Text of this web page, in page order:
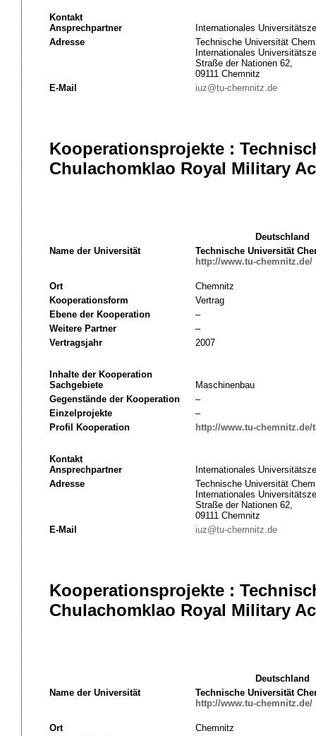
Kontakt
Ansprechpartner
Internationales
Adresse
Technische Universität
Internationales
Straße der Nationen 62,
09111 Chemnitz
E-Mail
iuz@tu-chemnitz.de
Kooperationsprojekte :
Chulachomklao Royal Military
Deutschland
Name der Universität
Technische Universität
http://www.tu-chemnitz.de/
Ort
Chemnitz
Kooperationsform
Vertrag
Ebene der Kooperation
–
Weitere Partner
–
Vertragsjahr
2007
Inhalte der Kooperation
Sachgebiete
Maschinenbau
Gegenstände der Kooperation
–
Einzelprojekte
–
Profil Kooperation
http://www.tu-chemnitz.de/
Kontakt
Ansprechpartner
Internationales
Adresse
Technische Universität
Internationales
Straße der Nationen 62,
09111 Chemnitz
E-Mail
iuz@tu-chemnitz.de
Kooperationsprojekte :
Chulachomklao Royal Military
Deutschland
Name der Universität
Technische Universität
http://www.tu-chemnitz.de/
Ort
Chemnitz